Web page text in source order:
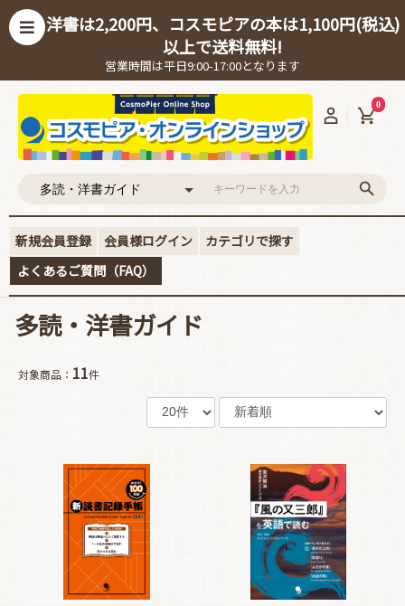
洋書は2,200円、コスモピアの本は1,100円(税込)
以上で送料無料!
営業時間は平日9:00-17:00となります
0
新規会員登録 会員様ログイン
カテゴリで探す
よくあるご質問（FAQ）
多読・洋書ガイド
対象商品： 11件